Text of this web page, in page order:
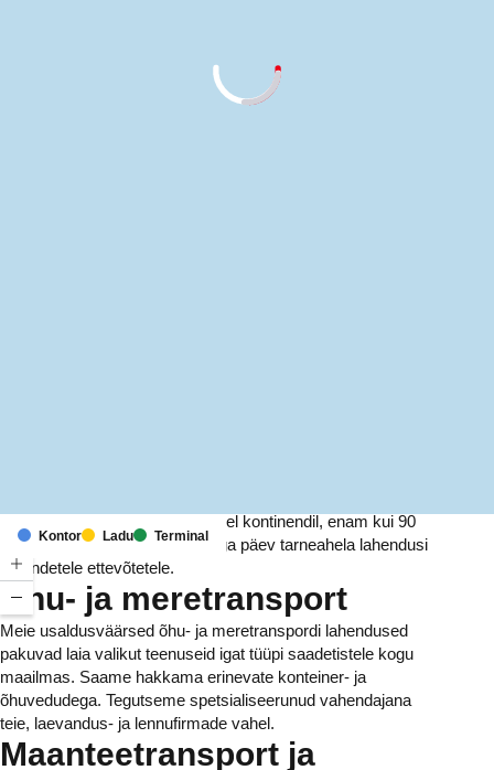
Kontor Ladu Terminal
Meil on kontorid ja rajatised kuuel kontinendil, enam kui 90
riigis. Me pakume ja haldame iga päev tarneahela lahendusi
tuhandetele ettevõtetele.
Õhu- ja meretransport
Meie usaldusväärsed õhu- ja meretranspordi lahendused
pakuvad laia valikut teenuseid igat tüüpi saadetistele kogu
maailmas. Saame hakkama erinevate konteiner- ja
õhuvedudega. Tegutseme spetsialiseerunud vahendajana
teie, laevandus- ja lennufirmade vahel.
Maanteetransport ja